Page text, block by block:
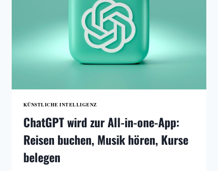
KÜNSTLICHE INTELLIGENZ
ChatGPT wird zur All-in-one-App:
Reisen buchen, Musik hören, Kurse
belegen